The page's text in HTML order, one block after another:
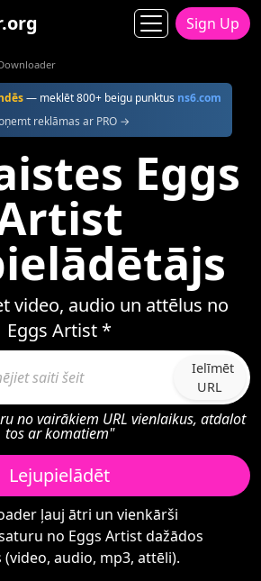
Sign Up
— meklēt 800+ beigu punktus ns6.com
reklāmas ar PRO →
Eggs
video, audio un attēlus no
Eggs Artist *
Ielīmēt
URL
no vairākiem URL vienlaikus, atdalot
tos ar komatiem"
Lejupielādēt
ļauj ātri un vienkārši
no Eggs Artist dažādos
audio, mp3, attēli).